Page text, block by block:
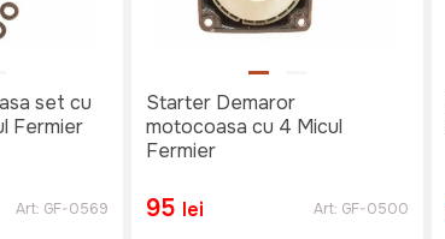
set cu
Fermier
Art: GF-0569
Starter Demaror
motocoasa cu 4 Micul
Fermier
95 lei Art: GF-0500